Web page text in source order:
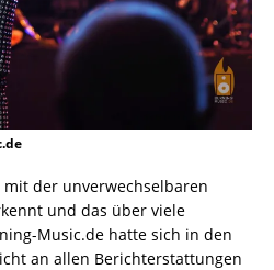
mit der unverwechselbaren
und das über viele
Music.de hatte sich in den
an allen Berichterstattungen